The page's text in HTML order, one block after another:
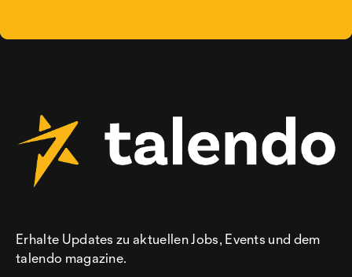
Erhalte Updates zu aktuellen Jobs, Events und dem
talendo magazine.